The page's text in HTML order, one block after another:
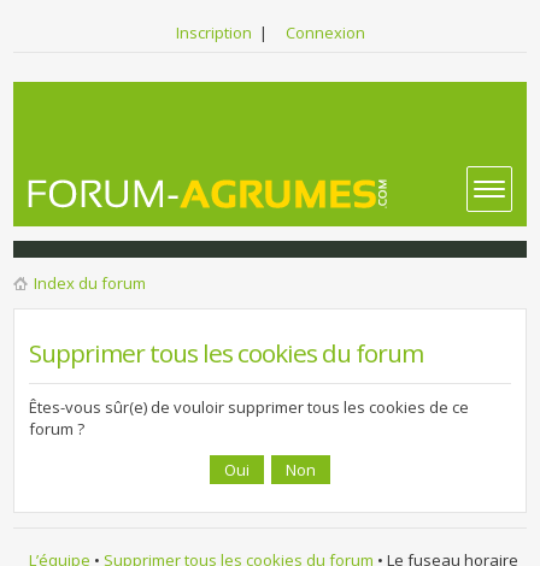
Inscription | Connexion
Index du forum
Supprimer tous les cookies du forum
Êtes-vous sûr(e) de vouloir supprimer tous les cookies de ce
forum ?
L’équipe • Supprimer tous les cookies du forum • Le fuseau horaire